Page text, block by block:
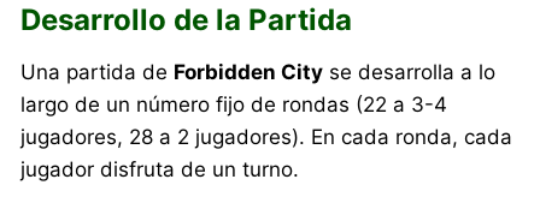
Desarrollo de la Partida
Una partida de Forbidden City se desarrolla a lo
largo de un número fijo de rondas (22 a 3-4
jugadores, 28 a 2 jugadores). En cada ronda, cada
jugador disfruta de un turno.